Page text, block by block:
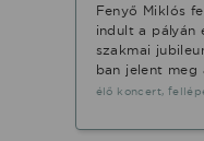
Fenyő Miklós
indult a pályán
szakmai
ban jelent
élő koncert,